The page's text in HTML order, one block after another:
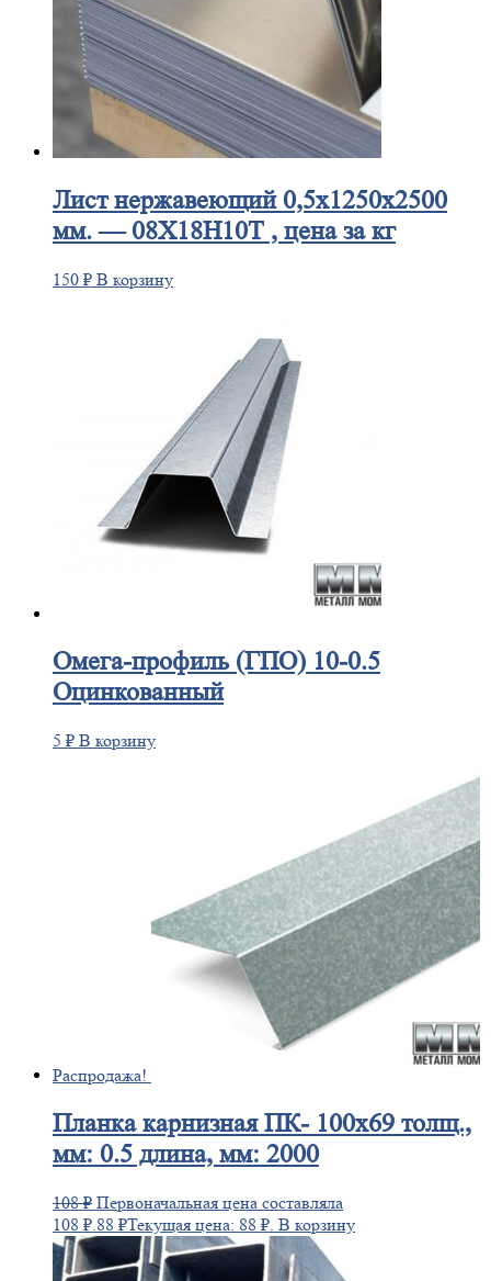
Листнержавеющий 0,5x1250x2500
мм. — 08Х18Н10Т , цена за кг
150 ₽ В корзину
Омега-профиль(ГПО) 10-0.5
Оцинкованный
5 ₽ В корзину
Распродажа!
Планкакарнизная ПК- 100х69 толщ.,
мм: 0.5 длина, мм: 2000
108₽ Первоначальная цена составляла
108 ₽.88 ₽Текущая цена: 88 ₽. В корзину